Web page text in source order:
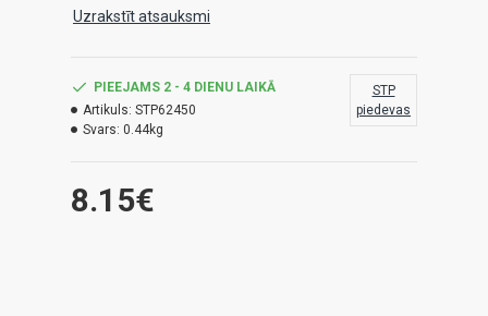
Uzrakstīt atsauksmi
8.15€
PIEEJAMS 2 - 4 DIENU LAIKĀ
Artikuls: STP62450
Svars: 0.44kg
STP
piedevas